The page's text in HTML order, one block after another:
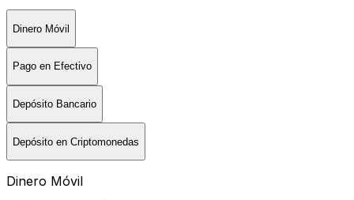
Dinero Móvil
Pago en Efectivo
Depósito Bancario
Depósito en Criptomonedas
Dinero Móvil